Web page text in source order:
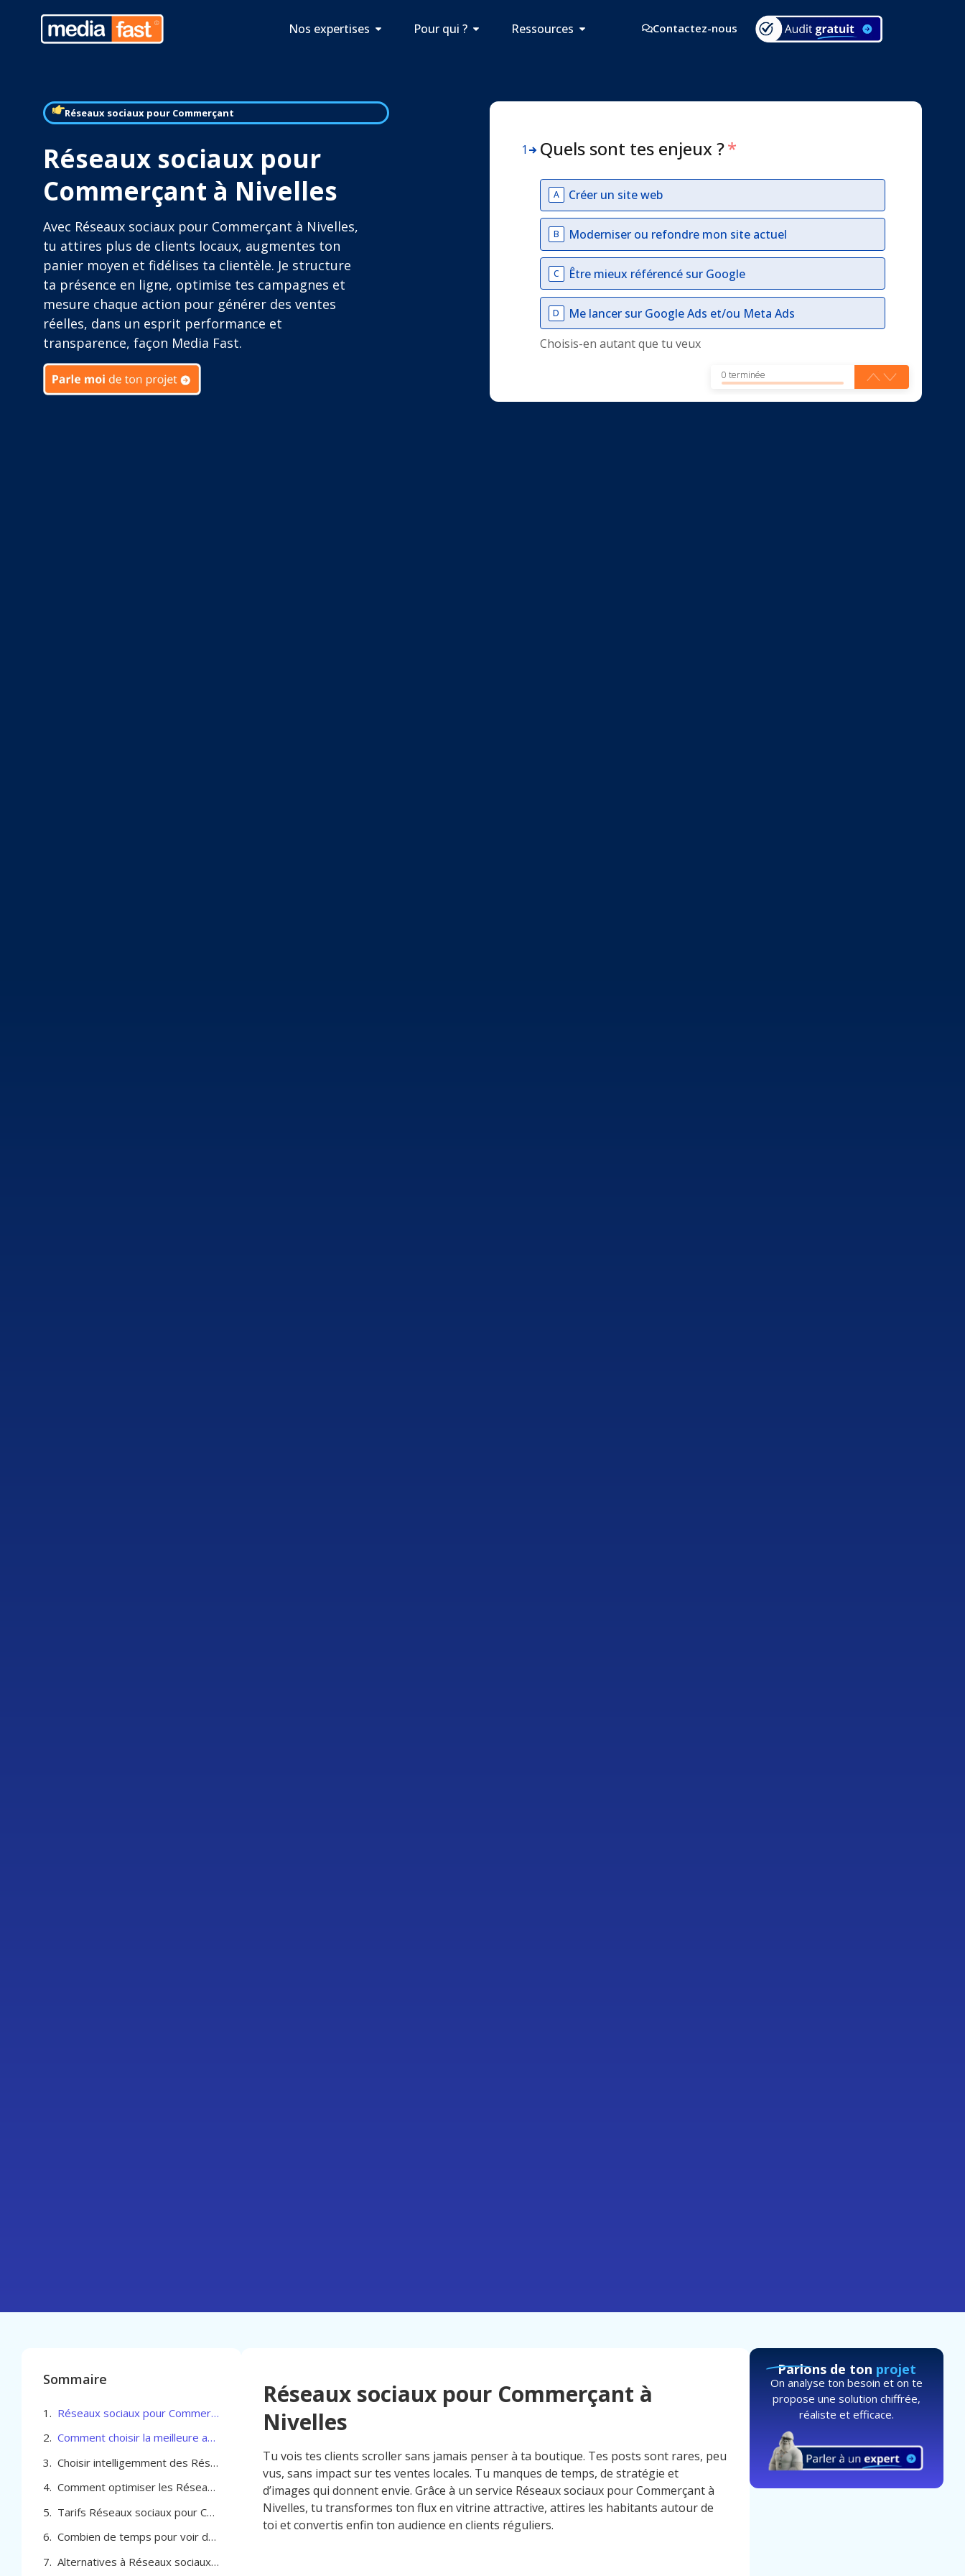
Nos expertises Pour qui ? Ressources Contactez-nous
Réseaux sociaux pour Commerçant
Réseaux sociaux pour
Commerçant à Nivelles
Avec Réseaux sociaux pour Commerçant à Nivelles,
tu attires plus de clients locaux, augmentes ton
panier moyen et fidélises ta clientèle. Je structure
ta présence en ligne, optimise tes campagnes et
mesure chaque action pour générer des ventes
réelles, dans un esprit performance et
transparence, façon Media Fast.
1 Quels sont tes enjeux ?*
A Créer un site web
B Moderniser ou refondre mon site actuel
C Être mieux référencé sur Google
D
Me lancer sur Google Ads et/ou Meta Ads
Choisis-en autant que tu veux
0 terminée
Sommaire
Réseaux sociaux pour Commerçant à Nivelles
Comment choisir la meilleure agence en Réseaux sociaux pour Commerçant à Nivelles
Choisir intelligemment des Réseaux sociaux pour Commerçant à Nivelles
Comment optimiser les Réseaux sociaux pour Commerçant à Nivelles
Tarifs Réseaux sociaux pour Commerçant à Nivelles
Combien de temps pour voir des résultats avec les réseaux sociaux pour ton commerce à Nivelles
Alternatives à Réseaux sociaux pour Commerçant à Nivelles
Réseaux sociaux pour Commerçant à
Nivelles
Tu vois tes clients scroller sans jamais penser à ta boutique. Tes posts sont rares, peu
vus, sans impact sur tes ventes locales. Tu manques de temps, de stratégie et
d’images qui donnent envie. Grâce à un service Réseaux sociaux pour Commerçant à
Nivelles, tu transformes ton flux en vitrine attractive, attires les habitants autour de
toi et convertis enfin ton audience en clients réguliers.
Parlons de ton projet
On analyse ton besoin et on te
propose une solution chiffrée,
réaliste et efficace.